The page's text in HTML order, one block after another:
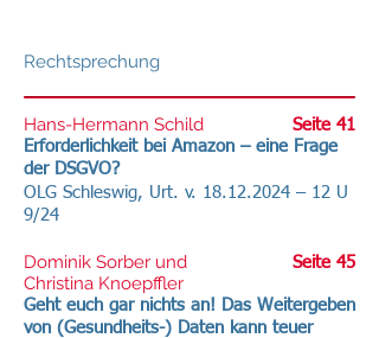
Rechtsprechung
Hans-Hermann Schild
Erforderlichkeit bei Amazon – eine Frage
der DSGVO?
Seite 41
OLG Schleswig, Urt. v. 18.12.2024 – 12 U
9/24
Dominik Sorber und
Christina Knoepffler
Geht euch gar nichts an! Das Weitergeben
von (Gesundheits-) Daten kann teuer
Seite 45